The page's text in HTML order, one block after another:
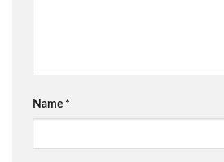
Name *